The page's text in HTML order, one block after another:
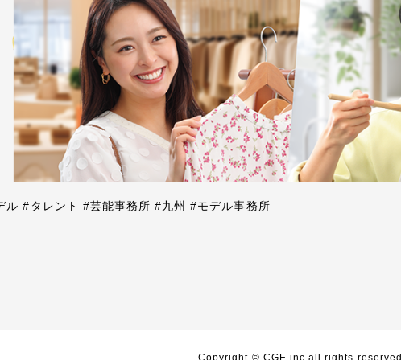
ル #タレント #芸能事務所 #九州 #モデル事務所
Copyright © CGE.inc all rights reserved.